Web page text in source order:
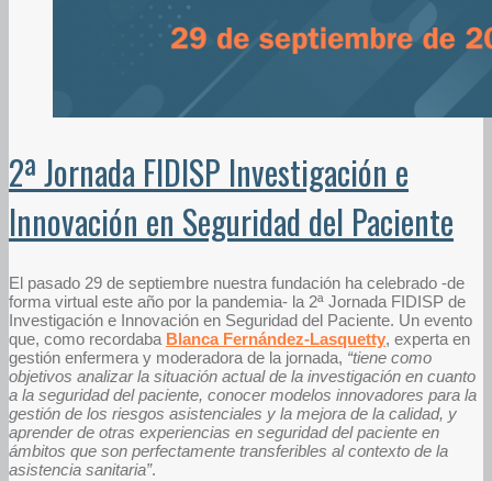
2ª Jornada FIDISP Investigación e
Innovación en Seguridad del Paciente
El pasado 29 de septiembre nuestra fundación ha celebrado -de
forma virtual este año por la pandemia- la 2ª Jornada FIDISP de
Investigación e Innovación en Seguridad del Paciente. Un evento
que, como recordaba Blanca Fernández-Lasquetty, experta en
gestión enfermera y moderadora de la jornada, “tiene como
objetivos analizar la situación actual de la investigación en cuanto
a la seguridad del paciente, conocer modelos innovadores para la
gestión de los riesgos asistenciales y la mejora de la calidad, y
aprender de otras experiencias en seguridad del paciente en
ámbitos que son perfectamente transferibles al contexto de la
asistencia sanitaria”.